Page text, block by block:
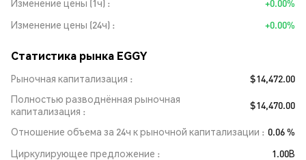
Изменение цены (1ч)
+0.00%
Изменение цены (24ч)
+0.00%
Статистика рынка EGGY
Рыночная капитализация
$14,472.00
Полностью разводнённая рыночная
капитализация
$14,470.00
Отношение объема за 24ч к рыночной капитализации
0.06 %
Циркулирующее предложение
1.00B